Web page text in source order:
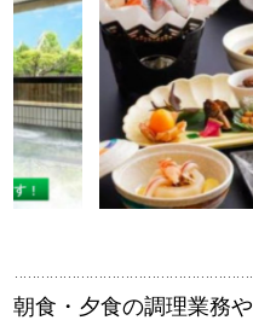
朝食・夕食の調理業務や